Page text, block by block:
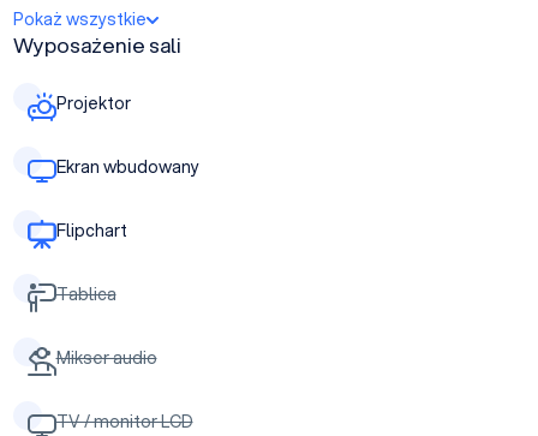
Pokaż wszystkie
Wyposażenie sali
Projektor
Ekran wbudowany
Flipchart
Tablica
Mikser audio
TV / monitor LCD